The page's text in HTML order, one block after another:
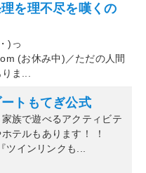
を理不尽を嘆くの
)っ
(お休み中)／ただの人間
ま...
トもてぎ公式
族で遊べるアクティビテ
テルもあります！ ！
インリンクも...